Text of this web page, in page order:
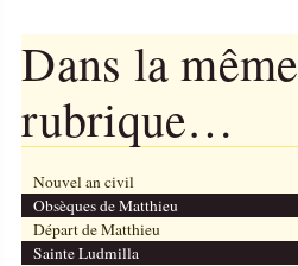
Dans la même
rubrique…
Nouvel an civil
Obsèques de Matthieu
Départ de Matthieu
Sainte Ludmilla